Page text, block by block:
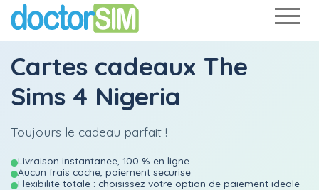
Cartes cadeaux The
Sims 4 Nigeria
Toujours le cadeau parfait !
Livraison instantanee, 100 % en ligne
Aucun frais cache, paiement securise
Flexibilite totale : choisissez votre option de paiement ideale